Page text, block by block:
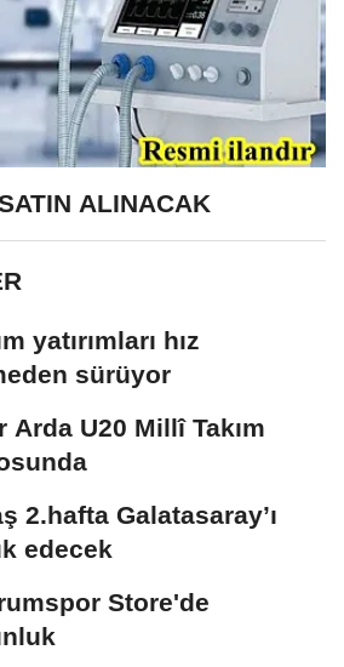
ALINACAK
yatırımları hız
sürüyor
Arda U20 Millî Takım
2.hafta Galatasaray’ı
edecek
Store'de